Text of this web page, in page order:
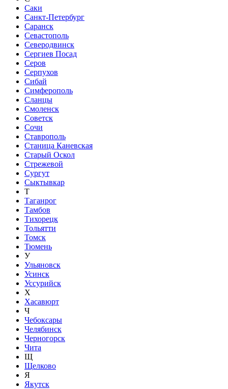
Саки
Санкт-Петербург
Саранск
Севастополь
Северодвинск
Сергиев Посад
Серов
Серпухов
Сибай
Симферополь
Сланцы
Смоленск
Советск
Сочи
Ставрополь
Станица Каневская
Старый Оскол
Стрежевой
Сургут
Сыктывкар
Т
Таганрог
Тамбов
Тихорецк
Тольятти
Томск
Тюмень
У
Ульяновск
Усинск
Уссурийск
Х
Хасавюрт
Ч
Чебоксары
Челябинск
Черногорск
Чита
Щ
Щелково
Я
Якутск